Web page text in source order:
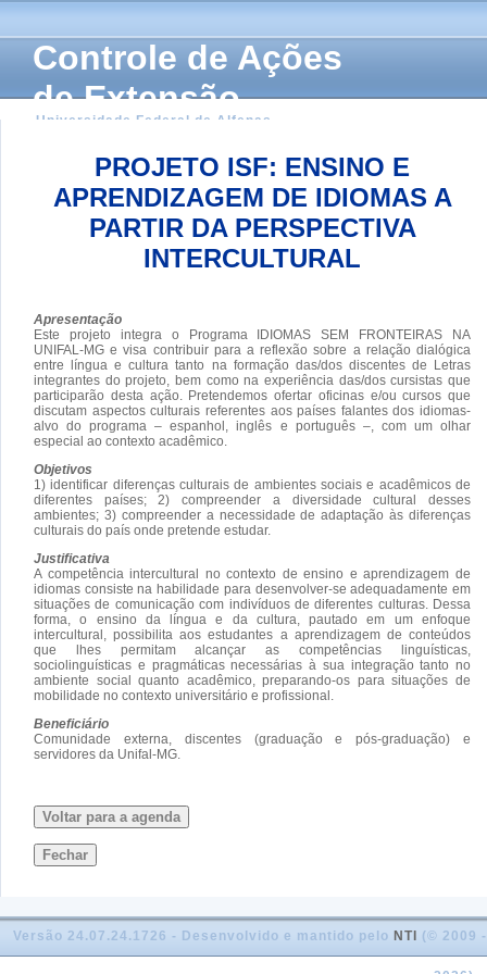
Controle de Ações
de Extensão
Universidade Federal de Alfenas
PROJETO ISF: ENSINO E
APRENDIZAGEM DE IDIOMAS A
PARTIR DA PERSPECTIVA
INTERCULTURAL
Apresentação
Este projeto integra o Programa IDIOMAS SEM FRONTEIRAS NA
UNIFAL-MG e visa contribuir para a reflexão sobre a relação dialógica
entre língua e cultura tanto na formação das/dos discentes de Letras
integrantes do projeto, bem como na experiência das/dos cursistas que
participarão desta ação. Pretendemos ofertar oficinas e/ou cursos que
discutam aspectos culturais referentes aos países falantes dos idiomas-
alvo do programa – espanhol, inglês e português –, com um olhar
especial ao contexto acadêmico.
Objetivos
1) identificar diferenças culturais de ambientes sociais e acadêmicos de
diferentes países; 2) compreender a diversidade cultural desses
ambientes; 3) compreender a necessidade de adaptação às diferenças
culturais do país onde pretende estudar.
Justificativa
A competência intercultural no contexto de ensino e aprendizagem de
idiomas consiste na habilidade para desenvolver-se adequadamente em
situações de comunicação com indivíduos de diferentes culturas. Dessa
forma, o ensino da língua e da cultura, pautado em um enfoque
intercultural, possibilita aos estudantes a aprendizagem de conteúdos
que lhes permitam alcançar as competências linguísticas,
sociolinguísticas e pragmáticas necessárias à sua integração tanto no
ambiente social quanto acadêmico, preparando-os para situações de
mobilidade no contexto universitário e profissional.
Beneficiário
Comunidade externa, discentes (graduação e pós-graduação) e
servidores da Unifal-MG.
Voltar para a agenda
Fechar
Versão 24.07.24.1726 - Desenvolvido e mantido pelo NTI (© 2009 -